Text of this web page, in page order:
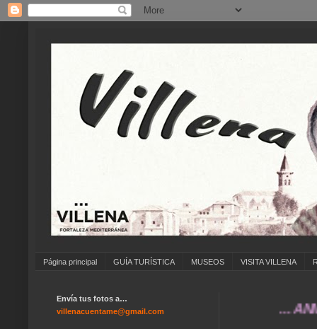
Página principal GUÍA TURÍSTICA MUSEOS VISITA VILLENA
... ANÍMATE
Envía tus fotos a…
villenacuentame@gmail.com